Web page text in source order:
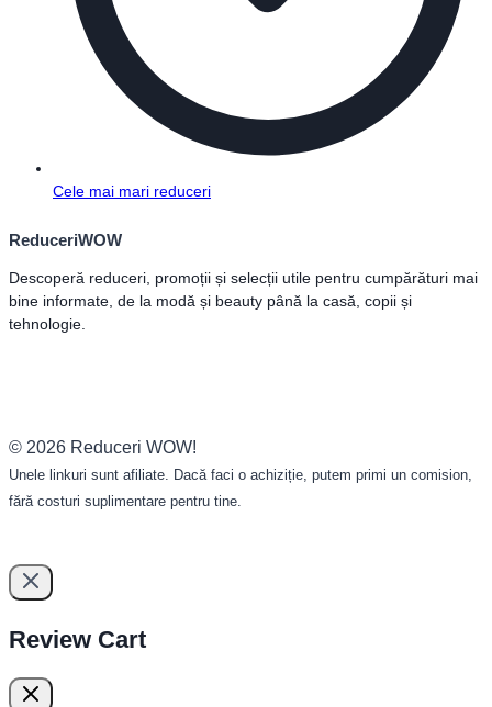
Cele mai mari reduceri
ReduceriWOW
Descoperă reduceri, promoții și selecții utile pentru cumpărături mai
bine informate, de la modă și beauty până la casă, copii și
tehnologie.
© 2026 Reduceri WOW!
Unele linkuri sunt afiliate. Dacă faci o achiziție, putem primi un comision,
fără costuri suplimentare pentru tine.
Review Cart